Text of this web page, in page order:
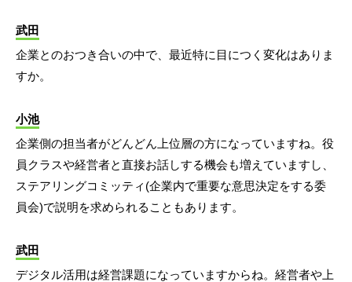
武田
企業とのおつき合いの中で、最近特に目につく変化はありま
すか。
小池
企業側の担当者がどんどん上位層の方になっていますね。役
員クラスや経営者と直接お話しする機会も増えていますし、
ステアリングコミッティ(企業内で重要な意思決定をする委
員会)で説明を求められることもあります。
武田
デジタル活用は経営課題になっていますからね。経営者や上